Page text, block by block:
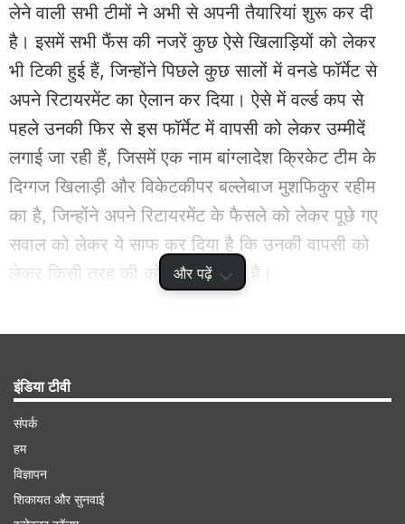
और पढ़ें
लेने वाली सभी टीमों ने अभी से अपनी तैयारियां शुरू कर दी
है। इसमें सभी फैंस की नजरें कुछ ऐसे खिलाड़ियों को लेकर
भी टिकी हुई हैं, जिन्होंने पिछले कुछ सालों में वनडे फॉर्मेट से
अपने रिटायरमेंट का ऐलान कर दिया। ऐसे में वर्ल्ड कप से
पहले उनकी फिर से इस फॉर्मेट में वापसी को लेकर उम्मीदें
लगाई जा रही हैं, जिसमें एक नाम बांग्लादेश क्रिकेट टीम के
दिग्गज खिलाड़ी और विकेटकीपर बल्लेबाज मुशफिकुर रहीम
का है, जिन्होंने अपने रिटायरमेंट के फैसले को लेकर पूछे गए
सवाल को लेकर ये साफ कर दिया है कि उनकी वापसी को
लेकर किसी तरह की कोई योजना नहीं है।
इंडिया टीवी
संपर्क
हम
विज्ञापन
शिकायत और सुनवाई